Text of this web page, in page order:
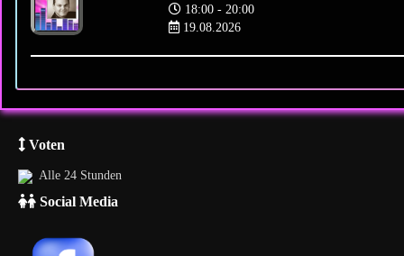
18:00 - 20:00
19.08.2026
Voten
Alle 24 Stunden
Social Media